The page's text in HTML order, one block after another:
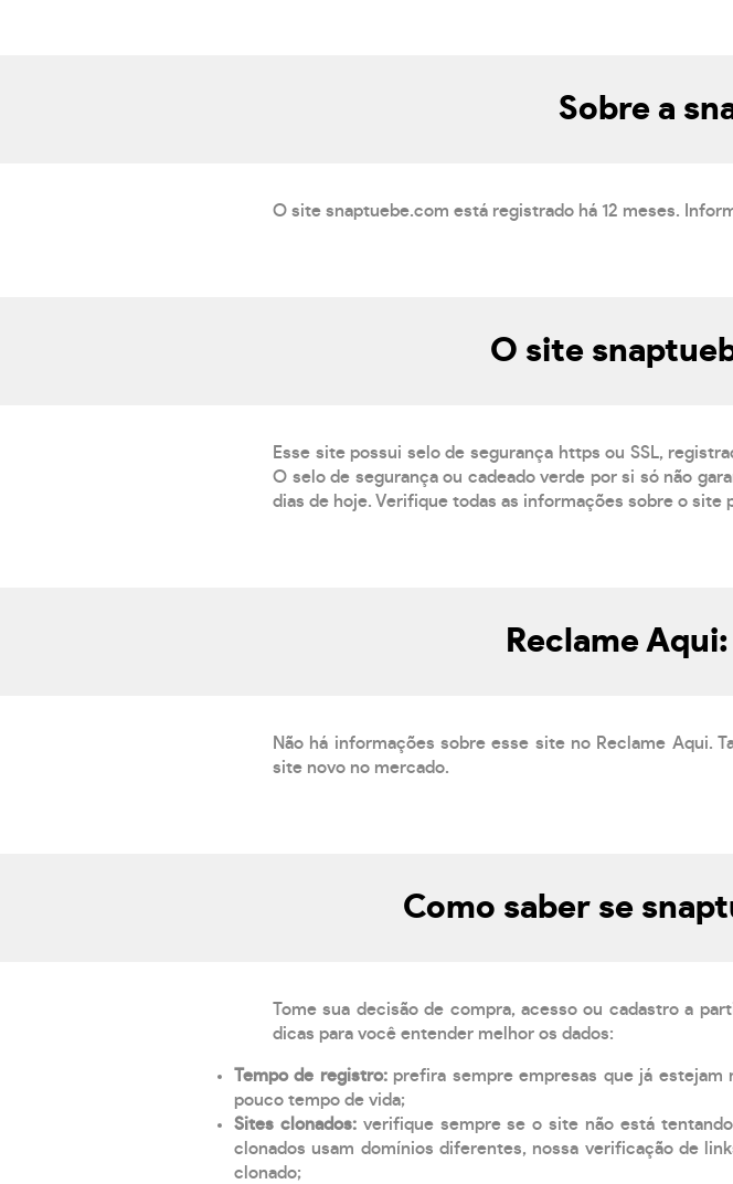
Sobre a
O site snaptuebe.com está registrado há 12 meses.
O site
Esse site possui selo de segurança https ou SSL,
O selo de segurança ou cadeado verde por si só não
dias de hoje. Verifique todas as informações sobre o site
Reclame
Não há informações sobre esse site no Reclame Aqui.
site novo no mercado.
Como saber se
Tome sua decisão de compra, acesso ou cadastro a
dicas para você entender melhor os dados:
Tempo de registro: prefira sempre empresas que já
pouco tempo de vida;
Sites clonados: verifique sempre se o site não está
clonados usam domínios diferentes, nossa verificação de
clonado;